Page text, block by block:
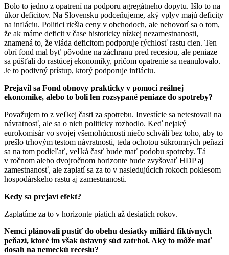
Bolo to jedno z opatrení na podporu agregátneho dopytu. Išlo to na
úkor deficitov. Na Slovensku podceňujeme, aký vplyv majú deficity
na infláciu. Politici riešia ceny v obchodoch, ale nehovorí sa o tom,
že ak máme deficit v čase historicky nízkej nezamestnanosti,
znamená to, že vláda deficitom podporuje rýchlosť rastu cien. Ten
obrí fond mal byť pôvodne na záchranu pred recesiou, ale peniaze
sa púšťali do rastúcej ekonomiky, pričom opatrenie sa neanulovalo.
Je to podivný prístup, ktorý podporuje infláciu.
Prejavil sa Fond obnovy prakticky v pomoci reálnej
ekonomike, alebo to boli len rozsypané peniaze do spotreby?
Považujem to z veľkej časti za spotrebu. Investície sa netestovali na
návratnosť, ale sa o nich politicky rozhodlo. Keď nejaký
eurokomisár vo svojej všemohúcnosti niečo schváli bez toho, aby to
prešlo trhovým testom návratnosti, teda ochotou súkromných peňazí
sa na tom podieľať, veľká časť bude mať podobu spotreby. Tá
v ročnom alebo dvojročnom horizonte bude zvyšovať HDP aj
zamestnanosť, ale zaplatí sa za to v nasledujúcich rokoch poklesom
hospodárskeho rastu aj zamestnanosti.
Kedy sa prejaví efekt?
Zaplatíme za to v horizonte piatich až desiatich rokov.
Nemci plánovali pustiť do obehu desiatky miliárd fiktívnych
peňazí, ktoré im však ústavný súd zatrhol. Aký to môže mať
dosah na nemeckú recesiu?